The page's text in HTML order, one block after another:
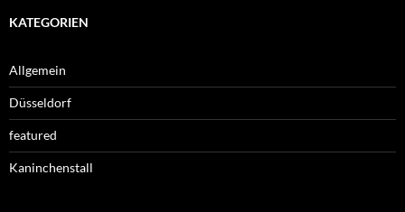
KATEGORIEN
Allgemein
Düsseldorf
featured
Kaninchenstall